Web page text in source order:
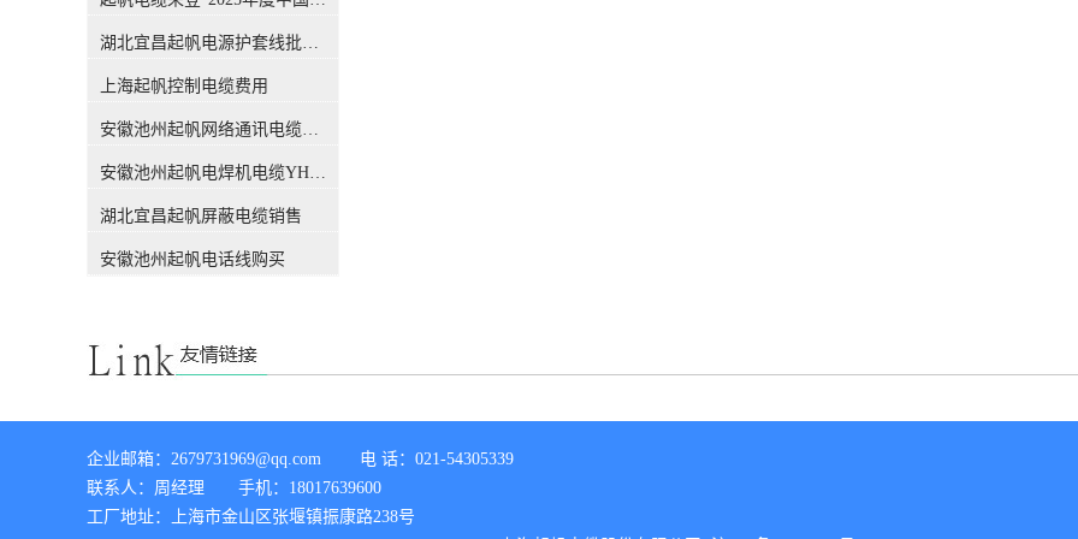
这个概念，我们能知道，这个
线电缆#的规格，仅仅是规格
和文件上的表示。 电缆导体的
【实际】截面积实际截面积：
它指的是导体的实际截面积，
也就是大家用千分尺测量出的
者来讲，某标称截面的导体截
要求，即直流电阻是否满足标
准要求。当今随着导体材料生
已经得到普遍应用，铜导体材
料电阻率足以保证用小于标称
直径铜丝能满足对应规格直流
电阻的要求。 综上所述：目前
吗？前不久，权威机构CQC出
具的一份报告，引发了行业的
扰很多人的问题，有了这份报
这个给客户解释了。CQC是什
（CQC）是经*机构编制批
准，由国家质量监督检验检疫
总局设立，委托国家认监委管
理的**认证机构。CQC是中国
经验，各项业务均成果卓著，
认证客户数量居全国认证机构
过简单的介绍，我们相信CQC
的。下面进入主题，看看这份
报告都解释了哪些内容。 电缆
导体的【标称】截面积标称截
湖北宜昌起帆电源护套线批发价格
上海起帆控制电缆费用
安徽池州起帆网络通讯电缆销售
安徽池州起帆电焊机电缆YH生产厂家
湖北宜昌起帆屏蔽电缆销售
安徽池州起帆电话线购买
企业邮箱：2679731969@qq.com        电 话：021-54305339
联系人：周经理       手机：18017639600
工厂地址：上海市金山区张堰镇振康路238号